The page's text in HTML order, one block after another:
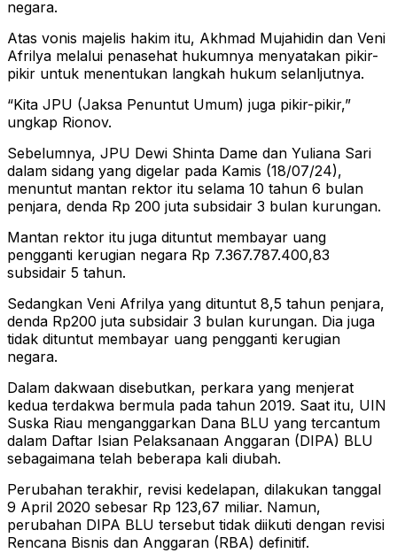
negara.
Atas vonis majelis hakim itu, Akhmad Mujahidin dan Veni
Afrilya melalui penasehat hukumnya menyatakan pikir-
pikir untuk menentukan langkah hukum selanljutnya.
“Kita JPU (Jaksa Penuntut Umum) juga pikir-pikir,”
ungkap Rionov.
Sebelumnya, JPU Dewi Shinta Dame dan Yuliana Sari
dalam sidang yang digelar pada Kamis (18/07/24),
menuntut mantan rektor itu selama 10 tahun 6 bulan
penjara, denda Rp 200 juta subsidair 3 bulan kurungan.
Mantan rektor itu juga dituntut membayar uang
pengganti kerugian negara Rp 7.367.787.400,83
subsidair 5 tahun.
Sedangkan Veni Afrilya yang dituntut 8,5 tahun penjara,
denda Rp200 juta subsidair 3 bulan kurungan. Dia juga
tidak dituntut membayar uang pengganti kerugian
negara.
Dalam dakwaan disebutkan, perkara yang menjerat
kedua terdakwa bermula pada tahun 2019. Saat itu, UIN
Suska Riau menganggarkan Dana BLU yang tercantum
dalam Daftar Isian Pelaksanaan Anggaran (DIPA) BLU
sebagaimana telah beberapa kali diubah.
Perubahan terakhir, revisi kedelapan, dilakukan tanggal
9 April 2020 sebesar Rp 123,67 miliar. Namun,
perubahan DIPA BLU tersebut tidak diikuti dengan revisi
Rencana Bisnis dan Anggaran (RBA) definitif.